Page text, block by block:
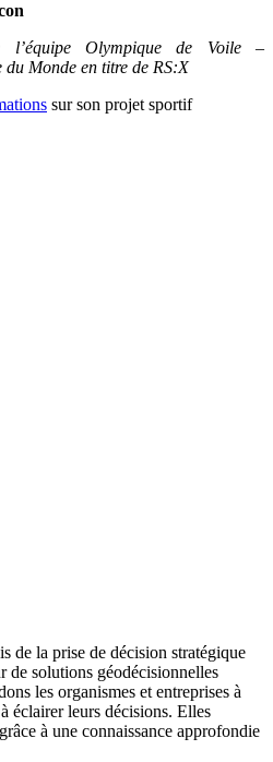
l’équipe Olympique de Voile –
du Monde en titre de RS:X
sur son projet sportif
de la prise de décision stratégique
de solutions géodécisionnelles
les organismes et entreprises à
éclairer leurs décisions. Elles
à une connaissance approfondie